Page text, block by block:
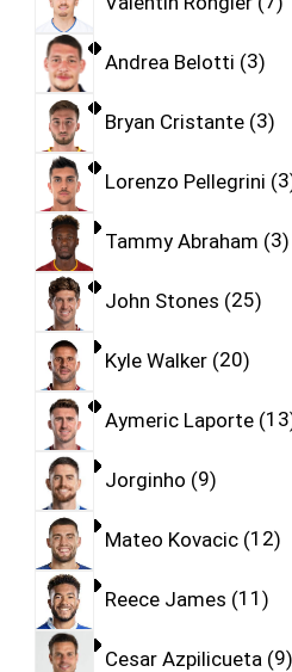
Andrea Belotti 3
Bryan Cristante 3
Lorenzo Pellegrini 3
Tammy Abraham 3
John Stones 25
Kyle Walker 20
Aymeric Laporte 13
Jorginho 9
Mateo Kovacic 12
Reece James 11
Cesar Azpilicueta 9